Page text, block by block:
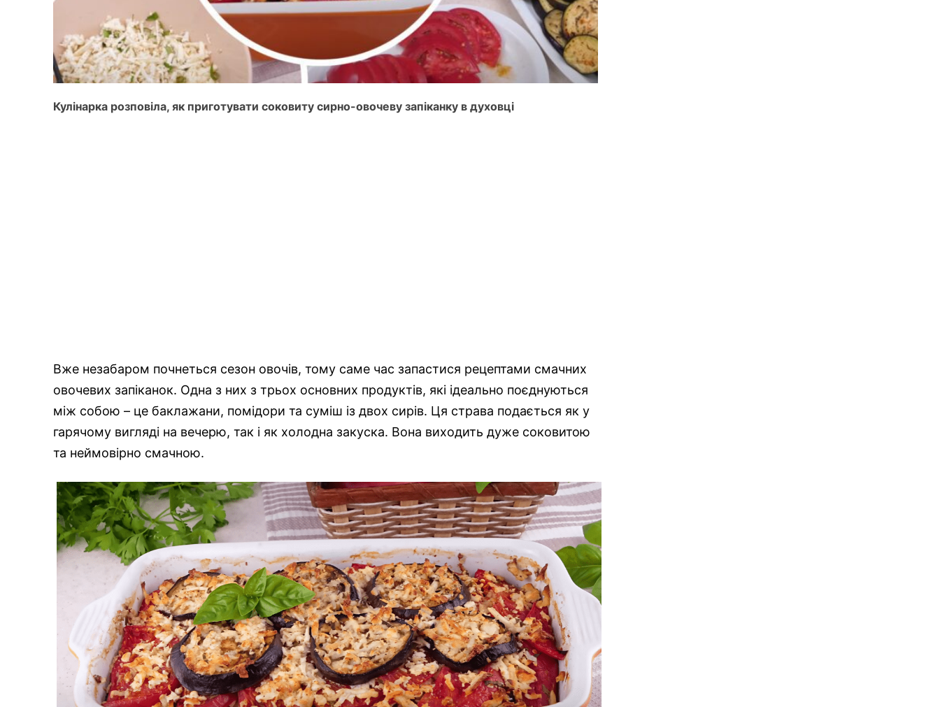
Кулінарка розповіла, як приготувати соковиту сирно-овочеву запіканку в духовці
Вже незабаром почнеться сезон овочів, тому саме час запастися рецептами смачних
овочевих запіканок. Одна з них з трьох основних продуктів, які ідеально поєднуються
між собою – це баклажани, помідори та суміш із двох сирів. Ця страва подається як у
гарячому вигляді на вечерю, так і як холодна закуска. Вона виходить дуже соковитою
та неймовірно смачною.